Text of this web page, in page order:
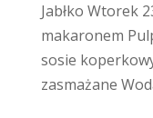
Jabłko Wtorek
makaronem
sosie
zasmażane